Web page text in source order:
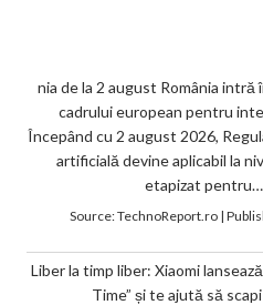
nia de la 2 august România intră
cadrului european pentru
Începând cu 2 august 2026,
artificială devine aplicabil la
etapizat pentru…
Source:TechnoReport.ro|
Liber la timp liber: Xiaomi
Time” și te ajută să